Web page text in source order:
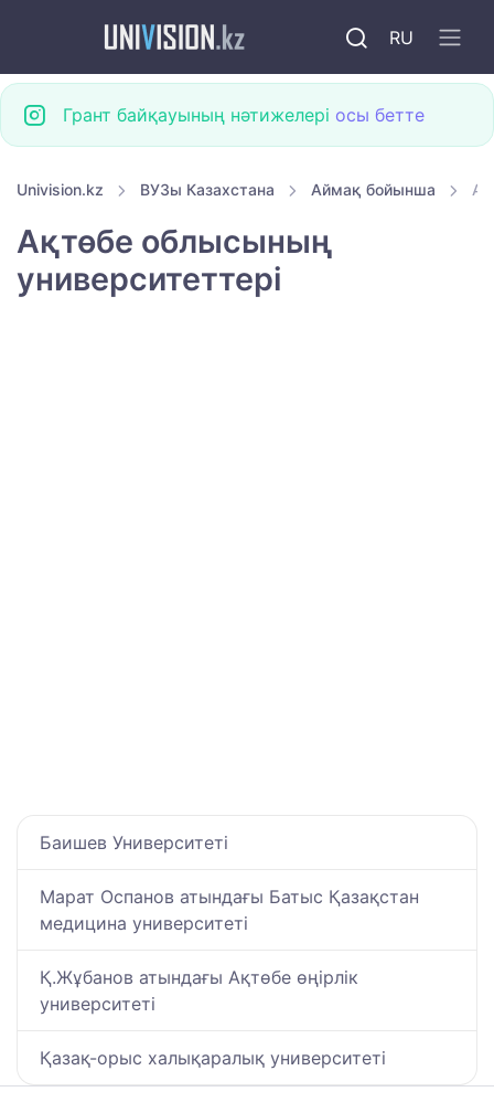
RU
Грант байқауының нәтижелері осы бетте
Univision.kz ВУЗы Казахстана Аймақ бойынша
Ақтөбе облысының
университеттері
Баишев Университеті
Марат Оспанов атындағы Батыс Қазақстан
медицина университеті
Қ.Жұбанов атындағы Ақтөбе өңірлік
университеті
Қазақ-орыс халықаралық университеті